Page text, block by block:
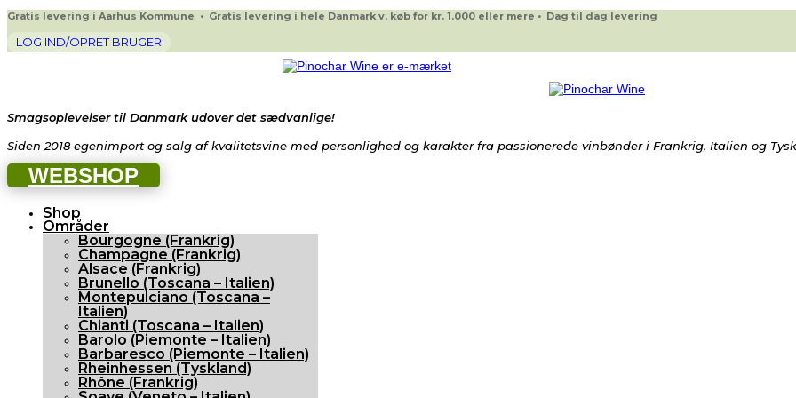
Gratis levering i Aarhus Kommune • Gratis levering i hele Danmark v. køb for kr. 1.000 eller mere • Dag til dag levering
LOG IND/OPRET BRUGER
Smagsoplevelser til Danmark udover det sædvanlige!
Siden 2018 egenimport og salg af kvalitetsvine med personlighed og karakter fra passionerede vinbønder i Frankrig, Italien og
WEBSHOP
Shop
Områder
Bourgogne (Frankrig)
Champagne (Frankrig)
Alsace (Frankrig)
Brunello (Toscana – Italien)
Montepulciano (Toscana –
Italien)
Chianti (Toscana – Italien)
Barolo (Piemonte – Italien)
Barbaresco (Piemonte – Italien)
Rheinhessen (Tyskland)
Rhône (Frankrig)